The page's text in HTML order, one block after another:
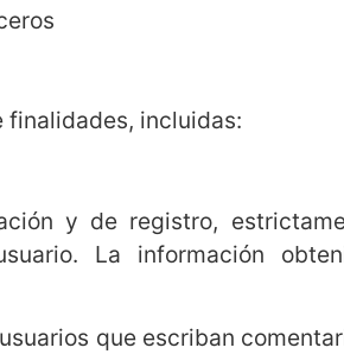
finalidades, incluidas:
y de registro,
La información
que escriban